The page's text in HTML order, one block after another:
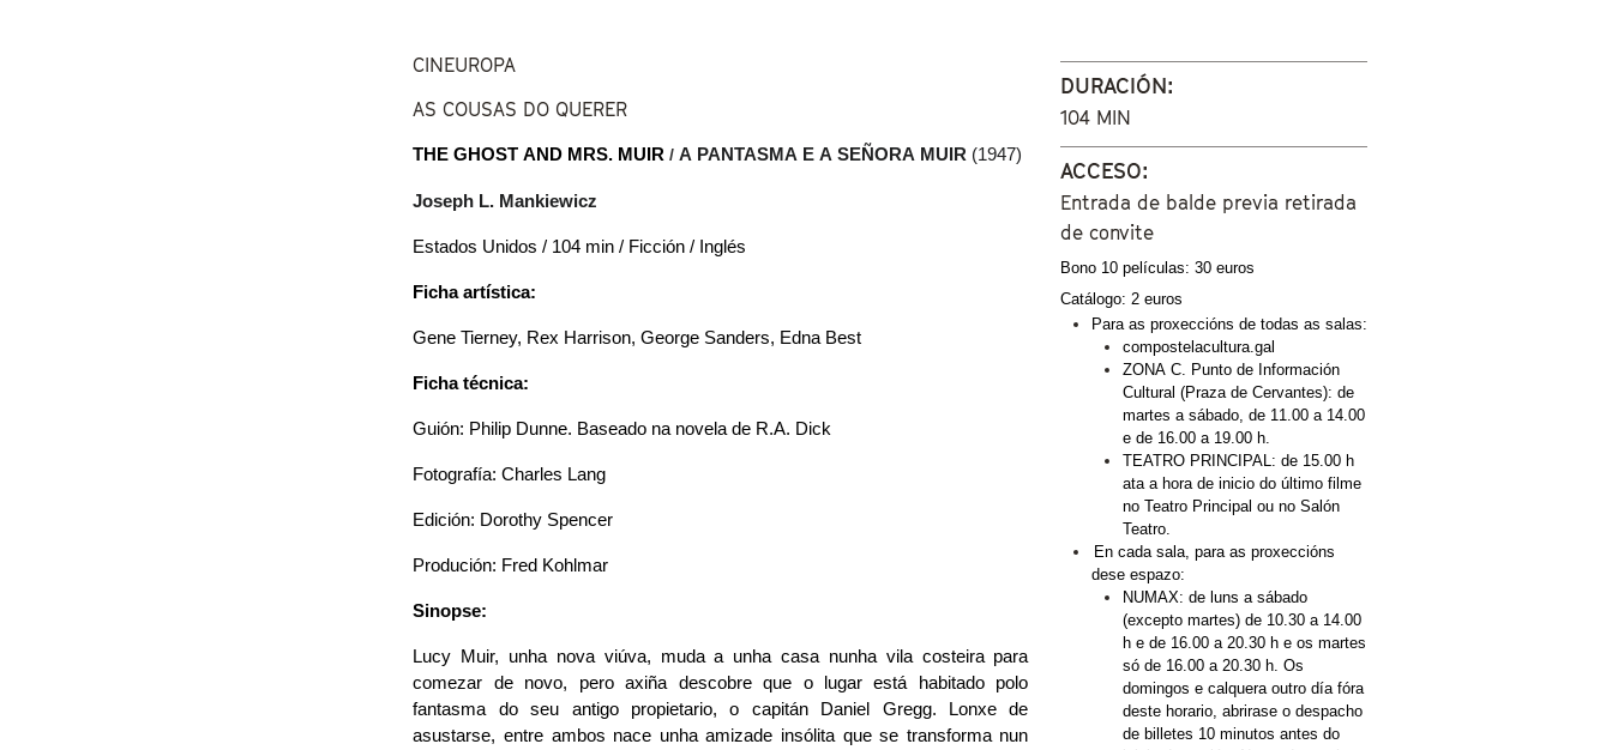
CINEUROPA
AS COUSAS DO QUERER
THE GHOST AND MRS. MUIR / A PANTASMA E A SEÑORA MUIR (1947)
Joseph L. Mankiewicz
Estados Unidos / 104 min / Ficción / Inglés
Ficha artística:
Gene Tierney, Rex Harrison, George Sanders, Edna Best
Ficha técnica:
Guión: Philip Dunne. Baseado na novela de R.A. Dick
Fotografía: Charles Lang
Edición: Dorothy Spencer
Produción: Fred Kohlmar
Sinopse:
Lucy Muir, unha nova viúva, muda a unha casa nunha vila costeira para
comezar de novo, pero axiña descobre que o lugar está habitado polo
fantasma do seu antigo propietario, o capitán Daniel Gregg. Lonxe de
asustarse, entre ambos nace unha amizade insólita que se transforma nun
DURACIÓN:
104 MIN
ACCESO:
Entrada de balde previa retirada
de convite
Bono 10 películas: 30 euros
Catálogo: 2 euros
Para as proxeccións de todas as salas:
compostelacultura.gal
ZONA C. Punto de Información
Cultural (Praza de Cervantes): de
martes a sábado, de 11.00 a 14.00
e de 16.00 a 19.00 h.
TEATRO PRINCIPAL: de 15.00 h
ata a hora de inicio do último filme
no Teatro Principal ou no Salón
Teatro.
En cada sala, para as proxeccións
dese espazo:
NUMAX: de luns a sábado
(excepto martes) de 10.30 a 14.00
h e de 16.00 a 20.30 h e os martes
só de 16.00 a 20.30 h. Os
domingos e calquera outro día fóra
deste horario, abrirase o despacho
de billetes 10 minutos antes do